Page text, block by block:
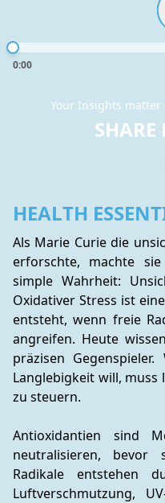
0:00
Your Insights matter
SHARE
HEALTH
Als Marie Curie die
erforschte, machte
simple Wahrheit:
Oxidativer Stress ist
entsteht, wenn freie
angreifen. Heute
präzisen
Langlebigkeit will, muss
zu steuern.
Antioxidantien sind
neutralisieren, bevor
Radikale entstehen
Luftverschmutzung,